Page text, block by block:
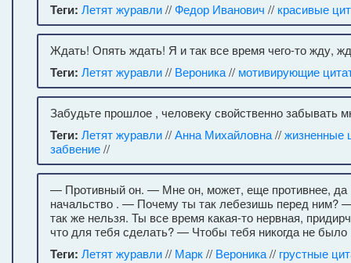
Теги: Летят журавли//Федор Иванович // красивые
Ждать! Опять ждать! Я и так все время чего-то жду,
Теги: Летят журавли// Вероника// мотивирующие
Забудьте прошлое , человеку свойственно забывать
Теги: Летят журавли//Анна Михайловна//жизненные
забвение//
— Противный он. — Мне он, может, еще противнее, да
начальство . — Почему ты так лебезишь перед ним?
так же нельзя. Ты все время какая-то нервная,
что для тебя сделать? — Чтобы тебя никогда не было
Теги: Летят журавли// Марк// Вероника// грустные